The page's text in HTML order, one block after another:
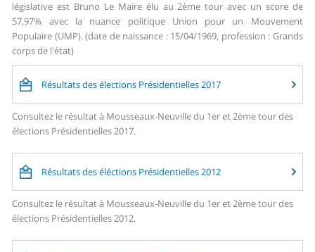
législative est Bruno Le Maire élu au 2ème tour avec un score de
57,97% avec la nuance politique Union pour un Mouvement
Populaire (UMP). (date de naissance : 15/04/1969, profession : Grands
corps de l'état)
Résultats des élections Présidentielles 2017
Consultez le résultat à Mousseaux-Neuville du 1er et 2ème tour des
élections Présidentielles 2017.
Résultats des éléctions Présidentielles 2012
Consultez le résultat à Mousseaux-Neuville du 1er et 2ème tour des
élections Présidentielles 2012.